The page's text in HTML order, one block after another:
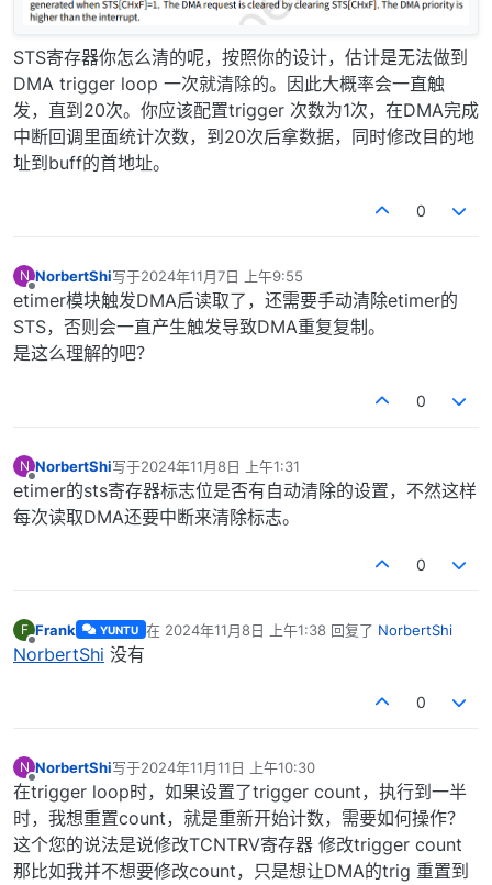
STS寄存器你怎么清的呢，按照你的设计，估计是无法做到
DMA trigger loop 一次就清除的。因此大概率会一直触
发，直到20次。你应该配置trigger 次数为1次，在DMA完成
中断回调里面统计次数，到20次后拿数据，同时修改目的地
址到buff的首地址。
0
N
离线
NorbertShi写于2024年11月7日 上午9:55
最后由 编辑
etimer模块触发DMA后读取了，还需要手动清除etimer的
STS，否则会一直产生触发导致DMA重复复制。
是这么理解的吧？
0
N
离线
NorbertShi写于2024年11月8日 上午1:31
最后由 编辑
etimer的sts寄存器标志位是否有自动清除的设置，不然这样
每次读取DMA还要中断来清除标志。
0
F
离线
Frank YUNTU 在 2024年11月8日 上午1:38回复了 NorbertShi
最后由 编辑
NorbertShi 没有
0
N
离线
NorbertShi写于2024年11月11日 上午10:30
最后由 编辑
在trigger loop时，如果设置了trigger count，执行到一半
时，我想重置count，就是重新开始计数，需要如何操作？
这个您的说法是说修改TCNTRV寄存器 修改trigger count
那比如我并不想要修改count，只是想让DMA的trig 重置到